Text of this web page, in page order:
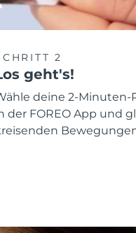
2
geht's!
deine 2-
der FOREO App und